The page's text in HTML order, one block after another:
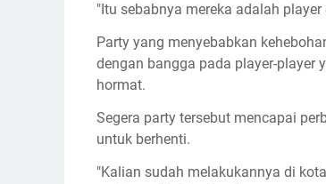
"Itu sebabnya mereka adalah player
Party yang menyebabkan
dengan bangga pada player-player
hormat.
Segera party tersebut mencapai
untuk berhenti.
"Kalian sudah melakukannya di